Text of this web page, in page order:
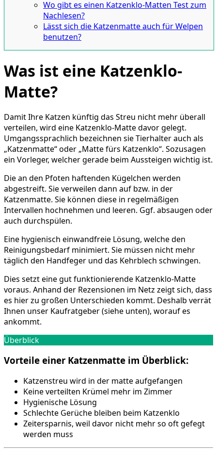
Wo gibt es einen Katzenklo-Matten Test zum
Nachlesen?
Lässt sich die Katzenmatte auch für Welpen
benutzen?
Was ist eine Katzenklo-
Matte?
Damit Ihre Katzen künftig das Streu nicht mehr überall
verteilen, wird eine Katzenklo-Matte davor gelegt.
Umgangssprachlich bezeichnen sie Tierhalter auch als
„Katzenmatte“ oder „Matte fürs Katzenklo“. Sozusagen
ein Vorleger, welcher gerade beim Aussteigen wichtig ist.
Die an den Pfoten haftenden Kügelchen werden
abgestreift. Sie verweilen dann auf bzw. in der
Katzenmatte. Sie können diese in regelmäßigen
Intervallen hochnehmen und leeren. Ggf. absaugen oder
auch durchspülen.
Eine hygienisch einwandfreie Lösung, welche den
Reinigungsbedarf minimiert. Sie müssen nicht mehr
täglich den Handfeger und das Kehrblech schwingen.
Dies setzt eine gut funktionierende Katzenklo-Matte
voraus. Anhand der Rezensionen im Netz zeigt sich, dass
es hier zu großen Unterschieden kommt. Deshalb verrät
Ihnen unser Kaufratgeber (siehe unten), worauf es
ankommt.
Überblick
Vorteile einer Katzenmatte im Überblick:
Katzenstreu wird in der matte aufgefangen
Keine verteilten Krümel mehr im Zimmer
Hygienische Lösung
Schlechte Gerüche bleiben beim Katzenklo
Zeitersparnis, weil davor nicht mehr so oft gefegt
werden muss